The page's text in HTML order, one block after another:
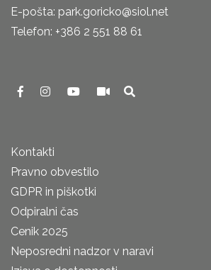
E-pošta: park.goricko@siol.net
Telefon: +386 2 551 88 61
Kontakti
Pravno obvestilo
GDPR in piškotki
Odpiralni čas
Cenik 2025
Neposredni nadzor v naravi